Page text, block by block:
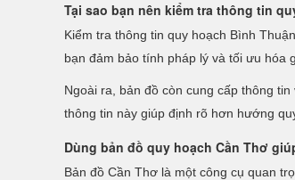
Tại sao bạn nên kiểm tra thông tin
Kiểm tra thông tin quy hoạch Bình
bạn đảm bảo tính pháp lý và tối ưu hóa
Ngoài ra, bản đồ còn cung cấp thông
thông tin này giúp định rõ hơn hướng
Dùng bản đồ quy hoạch Cần Thơ
Bản đồ Cần Thơ là một công cụ quan